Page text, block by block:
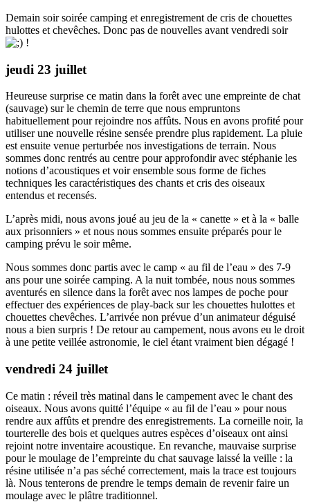
Demain soir soirée camping et enregistrement de cris de chouettes
hulottes et chevêches. Donc pas de nouvelles avant vendredi soir
!
jeudi 23 juillet
Heureuse surprise ce matin dans la forêt avec une empreinte de chat
(sauvage) sur le chemin de terre que nous empruntons
habituellement pour rejoindre nos affûts. Nous en avons profité pour
utiliser une nouvelle résine sensée prendre plus rapidement. La pluie
est ensuite venue perturbée nos investigations de terrain. Nous
sommes donc rentrés au centre pour approfondir avec stéphanie les
notions d’acoustiques et voir ensemble sous forme de fiches
techniques les caractéristiques des chants et cris des oiseaux
entendus et recensés.
L’après midi, nous avons joué au jeu de la « canette » et à la « balle
aux prisonniers » et nous nous sommes ensuite préparés pour le
camping prévu le soir même.
Nous sommes donc partis avec le camp « au fil de l’eau » des 7-9
ans pour une soirée camping. A la nuit tombée, nous nous sommes
aventurés en silence dans la forêt avec nos lampes de poche pour
effectuer des expériences de play-back sur les chouettes hulottes et
chouettes chevêches. L’arrivée non prévue d’un animateur déguisé
nous a bien surpris ! De retour au campement, nous avons eu le droit
à une petite veillée astronomie, le ciel étant vraiment bien dégagé !
vendredi 24 juillet
Ce matin : réveil très matinal dans le campement avec le chant des
oiseaux. Nous avons quitté l’équipe « au fil de l’eau » pour nous
rendre aux affûts et prendre des enregistrements. La corneille noir, la
tourterelle des bois et quelques autres espèces d’oiseaux ont ainsi
rejoint notre inventaire acoustique. En revanche, mauvaise surprise
pour le moulage de l’empreinte du chat sauvage laissé la veille : la
résine utilisée n’a pas séché correctement, mais la trace est toujours
là. Nous tenterons de prendre le temps demain de revenir faire un
moulage avec le plâtre traditionnel.